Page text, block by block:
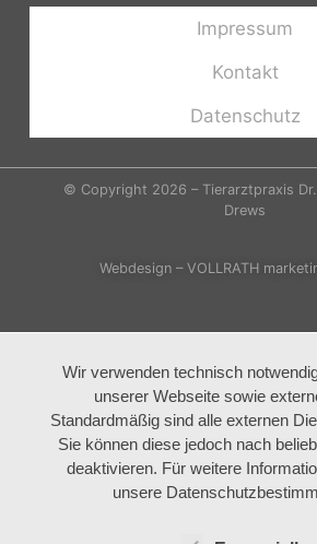
Impressum
Kontakt
Datenschutz
© Copyright 2026 – Tierarztpraxis
Drews
Webdesign – VOLLRATH
Wir verwenden technisch
unserer Webseite sowie
Standardmäßig sind alle externen
Sie können diese jedoch nach
deaktivieren. Für weitere
unsere